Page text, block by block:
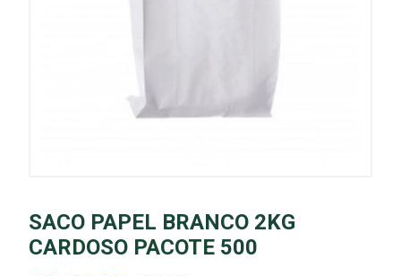
SACO PAPEL BRANCO 2KG
CARDOSO PACOTE 500